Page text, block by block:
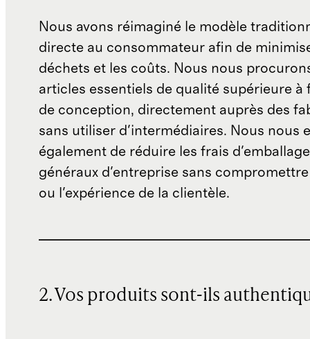
Nous avons réimaginé le modèle
directe au consommateur afin de
déchets et les coûts. Nous nous
articles essentiels de qualité supérieure à
de conception, directement auprès des
sans utiliser d'intermédiaires. Nous nous
également de réduire les frais
généraux d'entreprise sans
ou l'expérience de la clientèle.
2. Vos produits sont-ils